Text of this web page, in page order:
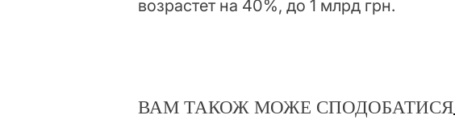
возрастет на 40%, до 1 млрд грн.
ВАМ ТАКОЖ МОЖЕ СПОДОБАТИСЯ